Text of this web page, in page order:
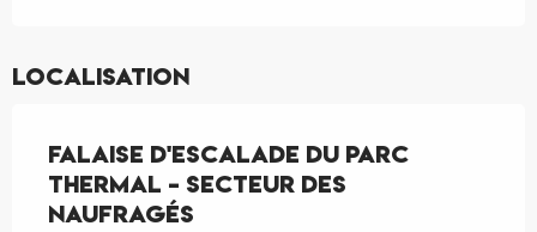
Localisation
Falaise d'escalade du Parc
Thermal - Secteur des
Naufragés